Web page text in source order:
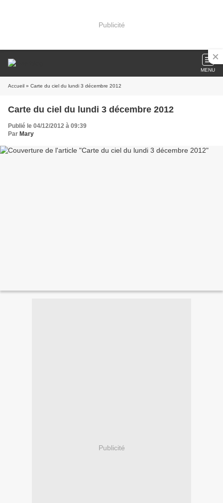
Publicité
MENU
Accueil » Carte du ciel du lundi 3 décembre 2012
Carte du ciel du lundi 3 décembre 2012
Publié le 04/12/2012 à 09:39
Par Mary
Publicité